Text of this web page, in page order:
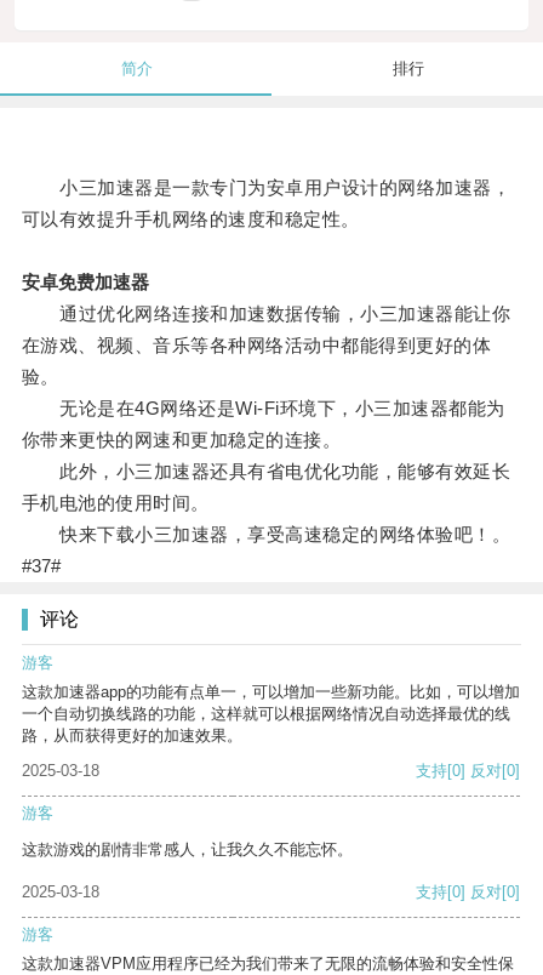
简介 排行
小三加速器是一款专门为安卓用户设计的网络加速器，
可以有效提升手机网络的速度和稳定性。
安卓免费加速器
通过优化网络连接和加速数据传输，小三加速器能让你
在游戏、视频、音乐等各种网络活动中都能得到更好的体
验。
无论是在4G网络还是Wi-Fi环境下，小三加速器都能为
你带来更快的网速和更加稳定的连接。
此外，小三加速器还具有省电优化功能，能够有效延长
手机电池的使用时间。
快来下载小三加速器，享受高速稳定的网络体验吧！。
#37#
评论
游客
这款加速器app的功能有点单一，可以增加一些新功能。比如，可以增加
一个自动切换线路的功能，这样就可以根据网络情况自动选择最优的线
路，从而获得更好的加速效果。
2025-03-18
支持[0] 反对[0]
游客
这款游戏的剧情非常感人，让我久久不能忘怀。
2025-03-18 支持[0] 反对[0]
游客
这款加速器VPM应用程序已经为我们带来了无限的流畅体验和安全性保